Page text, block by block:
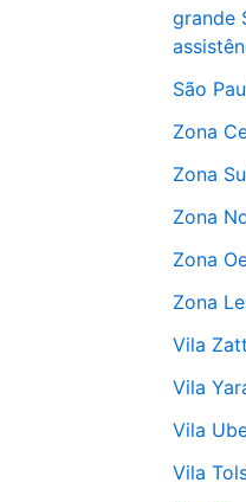
grande
São
Zona
Zona
Zona
Zona
Zona
Vila
Vila
Vila
Vila